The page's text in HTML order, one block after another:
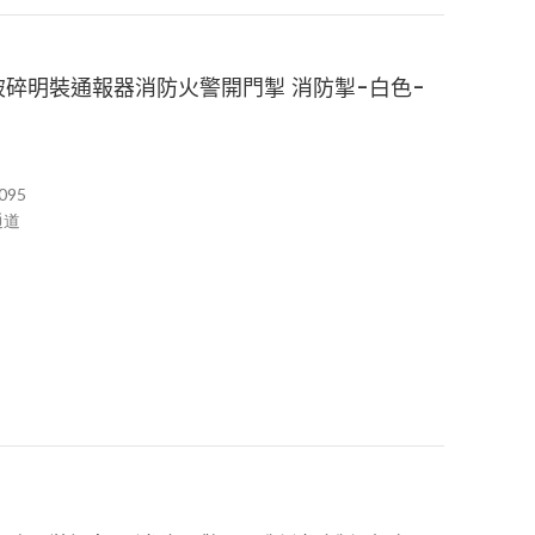
碎明裝通報器消防火警開門掣 消防掣-白色-